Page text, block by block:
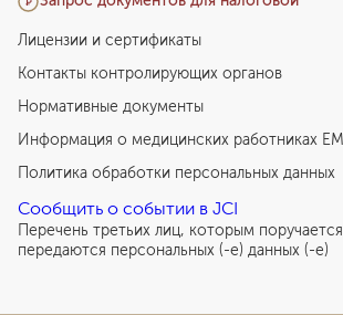
Лицензии и сертификаты
Контакты контролирующих органов
Нормативные документы
Информация о медицинских работниках
Политика обработки персональных данных
Сообщить о событии в JCI
Перечень третьих лиц, которым
передаются персональных (-е) данных (-е)